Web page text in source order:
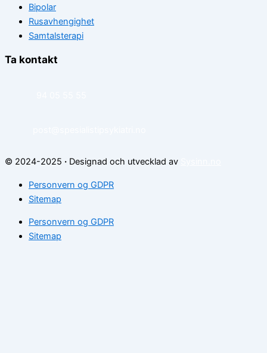
Bipolar
Rusavhengighet
Samtalsterapi
Ta kontakt
© 2024-2025 · Designad och utvecklad av
Personvern og GDPR
Sitemap
Personvern og GDPR
Sitemap